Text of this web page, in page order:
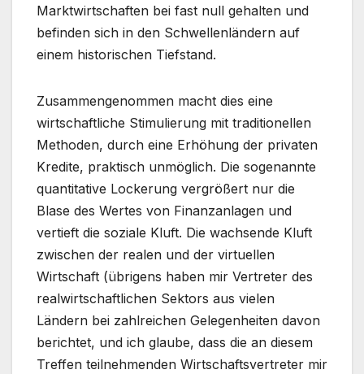
Marktwirtschaften bei fast null gehalten und
befinden sich in den Schwellenländern auf
einem historischen Tiefstand.
Zusammengenommen macht dies eine
wirtschaftliche Stimulierung mit traditionellen
Methoden, durch eine Erhöhung der privaten
Kredite, praktisch unmöglich. Die sogenannte
quantitative Lockerung vergrößert nur die
Blase des Wertes von Finanzanlagen und
vertieft die soziale Kluft. Die wachsende Kluft
zwischen der realen und der virtuellen
Wirtschaft (übrigens haben mir Vertreter des
realwirtschaftlichen Sektors aus vielen
Ländern bei zahlreichen Gelegenheiten davon
berichtet, und ich glaube, dass die an diesem
Treffen teilnehmenden Wirtschaftsvertreter mir